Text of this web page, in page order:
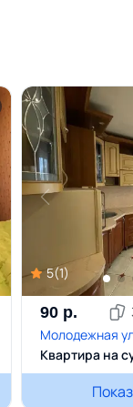
5(1)
90 р.
Молодежная
Квартира на